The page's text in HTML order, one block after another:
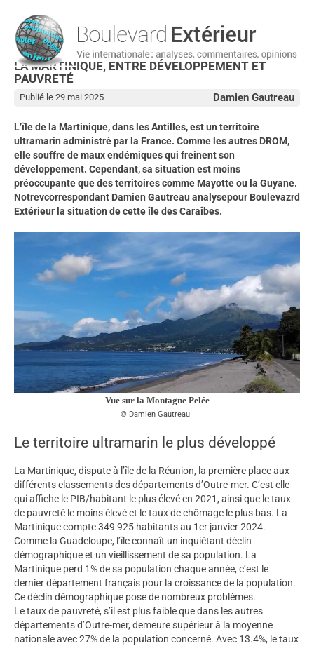
LA MARTINIQUE, ENTRE DÉVELOPPEMENT ET
PAUVRETÉ
Damien Gautreau
Publié le 29 mai 2025
L’île de la Martinique, dans les Antilles, est un territoire
ultramarin administré par la France. Comme les autres DROM,
elle souffre de maux endémiques qui freinent son
développement. Cependant, sa situation est moins
préoccupante que des territoires comme Mayotte ou la Guyane.
Notrevcorrespondant Damien Gautreau analysepour Boulevazrd
Extérieur la situation de cette île des Caraîbes.
Vue sur la Montagne Pelée
Damien Gautreau
Le territoire ultramarin le plus développé
La Martinique, dispute à l’île de la Réunion, la première place aux
différents classements des départements d’Outre-mer. C’est elle
qui affiche le PIB/habitant le plus élevé en 2021, ainsi que le taux
de pauvreté le moins élevé et le taux de chômage le plus bas. La
Martinique compte 349 925 habitants au 1er janvier 2024.
Comme la Guadeloupe, l’île connaît un inquiétant déclin
démographique et un vieillissement de sa population. La
Martinique perd 1% de sa population chaque année, c’est le
dernier département français pour la croissance de la population.
Ce déclin démographique pose de nombreux problèmes.
Le taux de pauvreté, s’il est plus faible que dans les autres
départements d’Outre-mer, demeure supérieur à la moyenne
nationale avec 27% de la population concerné. Avec 13.4%, le taux